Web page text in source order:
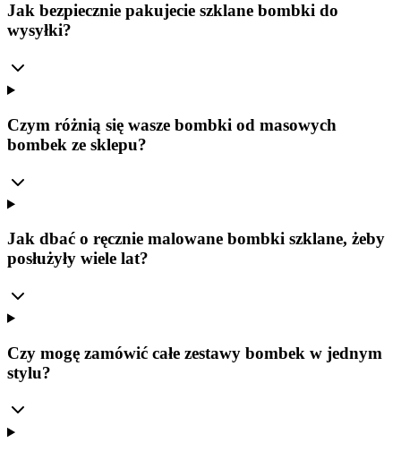
Jak bezpiecznie pakujecie szklane bombki do
wysyłki?
Czym różnią się wasze bombki od masowych
bombek ze sklepu?
Jak dbać o ręcznie malowane bombki szklane, żeby
posłużyły wiele lat?
Czy mogę zamówić całe zestawy bombek w jednym
stylu?